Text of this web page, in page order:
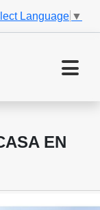
Language ▼
EN